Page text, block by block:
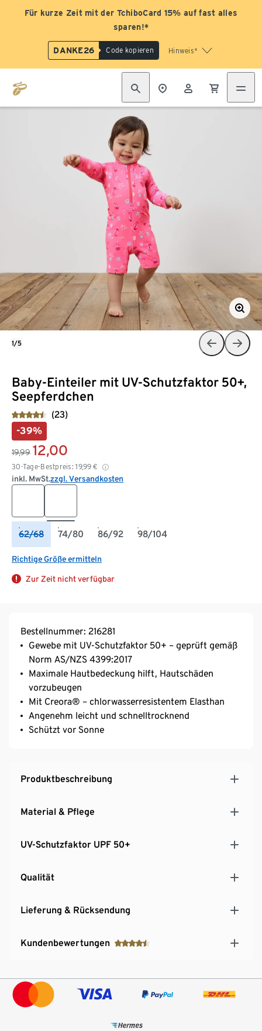
Für kurze Zeit mit der TchiboCard 15% auf fast alles
sparen!*
DANKE26 Code kopieren Hinweis*
Baby-Einteiler mit UV-Schutzfaktor 50+,
Seepferdchen
(23)
-39%
19,99 12,00
30-Tage-Bestpreis: 19,99 €
inkl. MwSt.zzgl. Versandkosten
62/68 74/80 86/92 98/104
Richtige Größe ermitteln
Zur Zeit nicht verfügbar
1/5
Bestellnummer: 216281
Gewebe mit UV-Schutzfaktor 50+ – geprüft gemäß
Norm AS/NZS 4399:2017
Maximale Hautbedeckung hilft, Hautschäden
vorzubeugen
Mit Creora® – chlorwasserresistentem Elasthan
Angenehm leicht und schnelltrocknend
Schützt vor Sonne
Produktbeschreibung
Material & Pflege
UV-Schutzfaktor UPF 50+
Qualität
Lieferung & Rücksendung
Kundenbewertungen